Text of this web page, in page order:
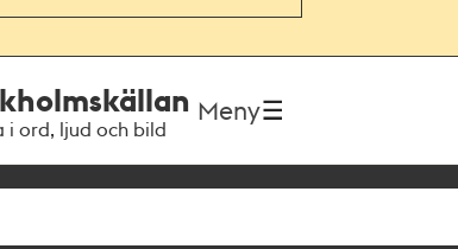
i ord, ljud och bild
Meny